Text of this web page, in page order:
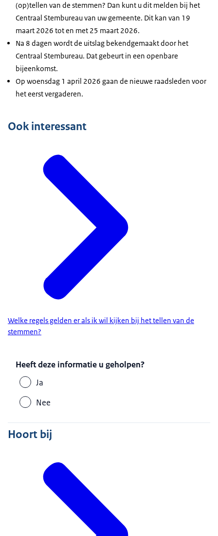
(op)tellen van de stemmen? Dan kunt u dit melden bij het
Centraal Stembureau van uw gemeente. Dit kan van 19
maart 2026 tot en met 25 maart 2026.
Na 8 dagen wordt de uitslag bekendgemaakt door het
Centraal Stembureau. Dat gebeurt in een openbare
bijeenkomst.
Op woensdag 1 april 2026 gaan de nieuwe raadsleden voor
het eerst vergaderen.
Ook interessant
Welke regels gelden er als ik wil kijken bij het tellen van de
stemmen?
Heeft deze informatie u geholpen?
Ja
Nee
Hoort bij